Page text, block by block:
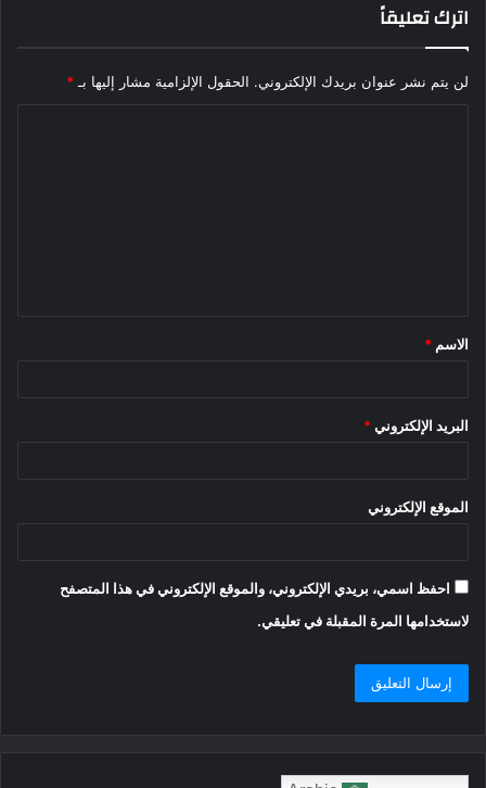
اترك تعليقاً
لن يتم نشر عنوان بريدك الإلكتروني. الحقول الإلزامية مشار إليها بـ *
*
الاسم *
البريد الإلكتروني *
الموقع الإلكتروني
احفظ اسمي، بريدي الإلكتروني، والموقع الإلكتروني في هذا المتصفح
لاستخدامها المرة المقبلة في تعليقي.